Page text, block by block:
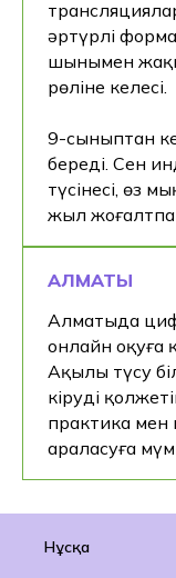
әртүрлі
шынымен
рөліне келесің.
9-сыныптан
береді. Сен
түсінесің, өз
жыл
АЛМАТЫ
Алматыда
онлайн оқуға
Ақылы түсу
кіруді
практика мен
араласуға
Нұсқа